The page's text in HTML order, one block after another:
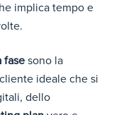
implica tempo e
fasesono la
ideale che si
dello